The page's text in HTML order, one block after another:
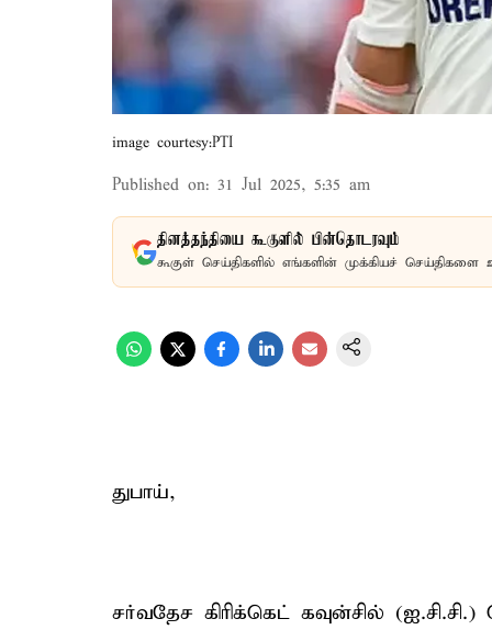
image courtesy:PTI
Published on: 31 Jul 2025, 5:35 am
தினத்தந்தியை கூகுளில் பின்தொடரவும்
கூகுள் செய்திகளில் எங்களின் முக்கியச் செய்திகளை
துபாய்,
சர்வதேச கிரிக்கெட் கவுன்சில்